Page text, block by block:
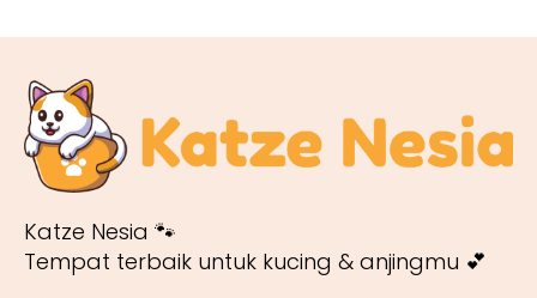
Katze Nesia 🐾
Tempat terbaik untuk kucing & anjingmu 💕